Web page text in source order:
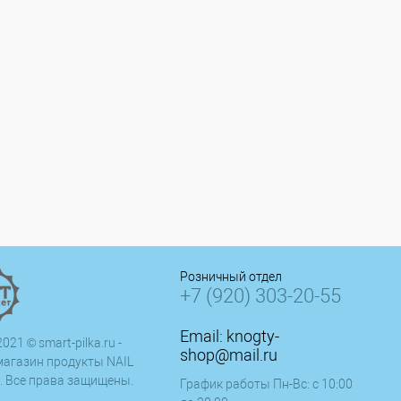
© smart-pilka.ru -
продукты NAIL
Все права защищены.
Розничный отдел
+7 (920) 303-20-55
Email: knogty-
shop@mail.ru
График работы Пн-Вс: с 10:00